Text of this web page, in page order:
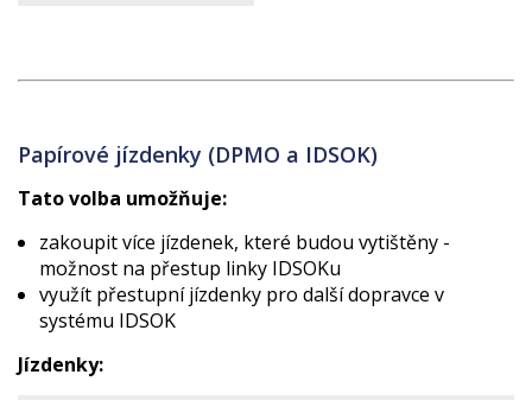
Papírové jízdenky (DPMO a IDSOK)
Tato volba umožňuje:
zakoupit více jízdenek, které budou vytištěny -
možnost na přestup linky IDSOKu
využít přestupní jízdenky pro další dopravce v
systému IDSOK
Jízdenky: